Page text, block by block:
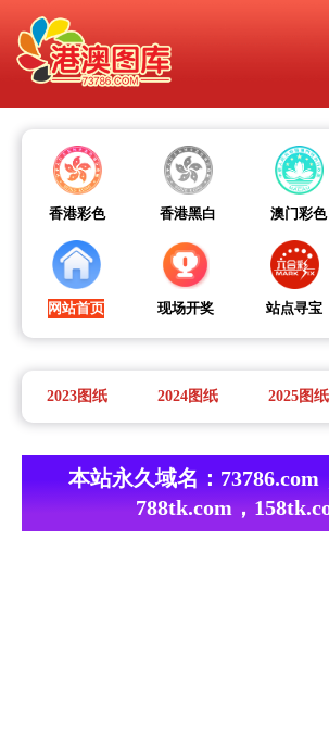
香港彩色 香港黑白 澳门彩色
网站首页 现场开奖 站点寻宝
2023图纸 2024图纸 2025图纸
本站永久域名： 73786.com
788tk.com，